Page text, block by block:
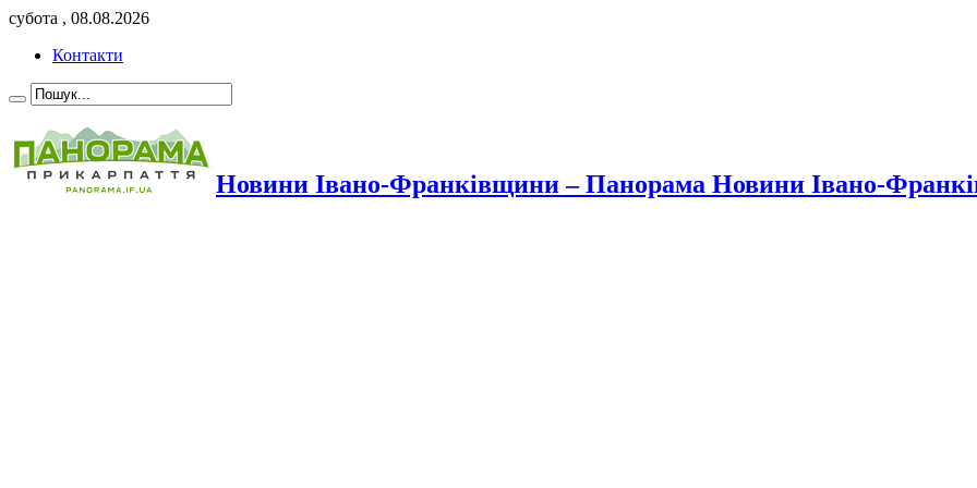
субота , 08.08.2026
Контакти
Новини Івано-Франківщини – Панорама Новини Івано-